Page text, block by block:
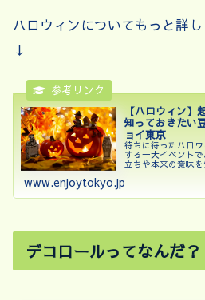
ハロウィンについてもっと詳
↓
【ハロウィン】
知っておきたい
ョイ東京
待ちに待ったハロ
する一大イベント
立ちや本来の意味
で本記事では、ハ
識やトリビアを紹
www.enjoytokyo.jp
デコロールってなんだ？